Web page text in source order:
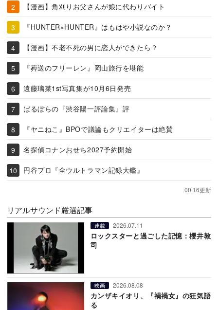
【漫画】角刈りお父さんが娘に代わりバイト
『HUNTER×HUNTER』はもはや小説なのか？
【漫画】不老不死の男に恋人ができたら？
『葬送のフリーレン』岡山旅行を堪能
遠藤璃菜1st写真集が10月6日発売
ばるぼらの『渋谷陽一評論集』評
『ヤニねこ』BPOで議論もクリエイターは絶賛
名探偵コナンおせち2027予約開始
円谷プロ『全ウルトラマン記録大鑑』
00:16更新
リアルサウンド厳選記事
連載 2026.07.11
ロックスターと過ごした記憶：櫻井敦
司
映画 2026.08.08
カンザキイオリ、『禍禍女』の狂気語
る